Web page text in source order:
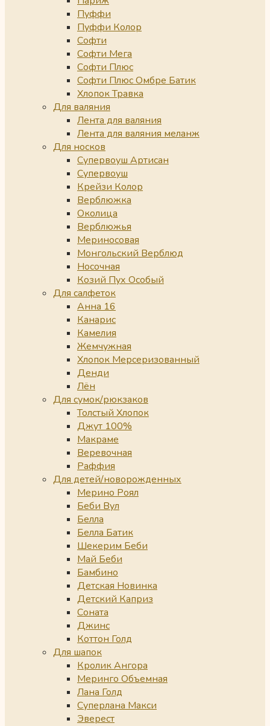
Пуффи
Пуффи Колор
Софти
Софти Мега
Софти Плюс
Софти Плюс Омбре Батик
Хлопок Травка
Для валяния
Лента для валяния
Лента для валяния меланж
Для носков
Супервоуш Артисан
Супервоуш
Крейзи Колор
Верблюжка
Околица
Верблюжья
Мериносовая
Монгольский Верблюд
Носочная
Козий Пух Особый
Для салфеток
Анна 16
Канарис
Камелия
Жемчужная
Хлопок Мерсеризованный
Денди
Лён
Для сумок/рюкзаков
Толстый Хлопок
Джут 100%
Макраме
Веревочная
Раффия
Для детей/новорожденных
Мерино Роял
Беби Вул
Белла
Белла Батик
Шекерим Беби
Май Беби
Бамбино
Детская Новинка
Детский Каприз
Соната
Джинс
Коттон Голд
Для шапок
Кролик Ангора
Меринго Объемная
Лана Голд
Суперлана Макси
Эверест